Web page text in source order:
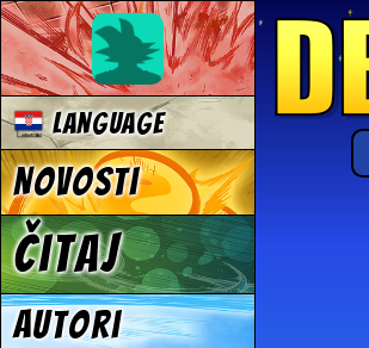
Language
Novosti
Čitaj
Autori